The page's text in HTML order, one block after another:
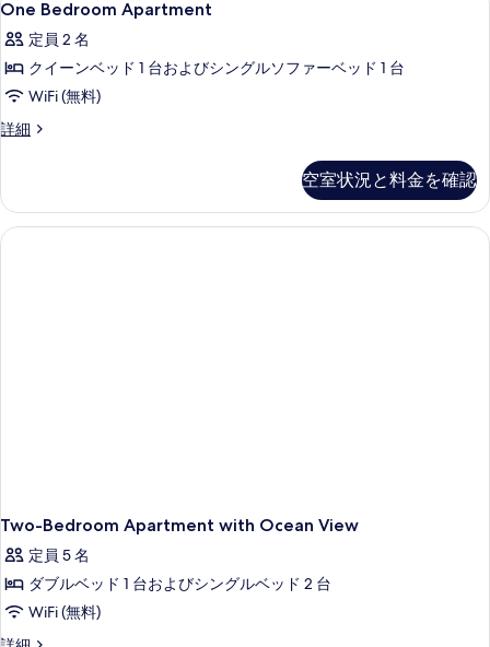
示
す
る
ビ
ュ
ー
海
す
べ
ン
ビ
ー
海
の
の
す
べ
て
の
を
表
パ
ト
メ
ト
の
詳
Bedroom
Apartment
の
す
べ
写
真
2
One Bedroom Apartment
定員 2 名
クイーンベッド 1 台およびシングルソファーベッド 1 台
WiFi (無料)
詳細
One
詳
細
空室状況と料金を確認
Two-Bedroom Apartment with Ocean View
定員 5 名
ダブルベッド 1 台およびシングルベッド 2 台
WiFi (無料)